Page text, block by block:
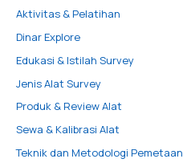
Aktivitas & Pelatihan
Dinar Explore
Edukasi & Istilah Survey
Jenis Alat Survey
Produk & Review Alat
Sewa & Kalibrasi Alat
Teknik dan Metodologi Pemetaan